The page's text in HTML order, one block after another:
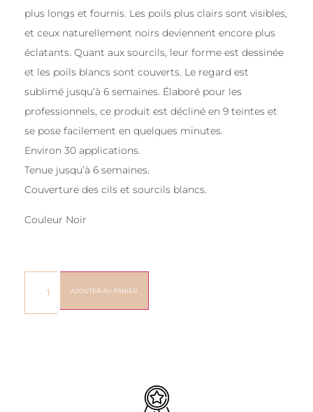
plus longs et fournis. Les poils plus clairs sont visibles,
et ceux naturellement noirs deviennent encore plus
éclatants. Quant aux sourcils, leur forme est dessinée
et les poils blancs sont couverts. Le regard est
sublimé jusqu’à 6 semaines. Élaboré pour les
professionnels, ce produit est décliné en 9 teintes et
se pose facilement en quelques minutes.
Environ 30 applications.
Tenue jusqu’à 6 semaines.
Couverture des cils et sourcils blancs.
Couleur Noir
AJOUTER AU PANIER